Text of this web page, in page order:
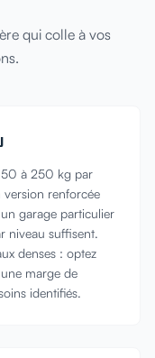
qui colle à vos
à 250 kg par
version renforcée
garage particulier
niveau suffisent.
denses : optez
marge de
identifiés.